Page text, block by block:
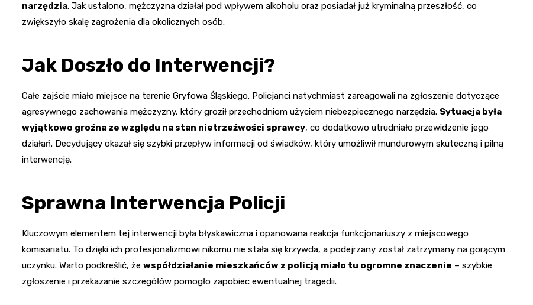
narzędzia. Jak ustalono, mężczyzna działał pod wpływem alkoholu oraz posiadał już kryminalną przeszłość, co
zwiększyło skalę zagrożenia dla okolicznych osób.
Jak Doszło do Interwencji?
Całe zajście miało miejsce na terenie Gryfowa Śląskiego. Policjanci natychmiast zareagowali na zgłoszenie dotyczące
agresywnego zachowania mężczyzny, który groził przechodniom użyciem niebezpiecznego narzędzia. Sytuacja była
wyjątkowo groźna ze względu na stan nietrzeźwości sprawcy, co dodatkowo utrudniało przewidzenie jego
działań. Decydujący okazał się szybki przepływ informacji od świadków, który umożliwił mundurowym skuteczną i pilną
interwencję.
Sprawna Interwencja Policji
Kluczowym elementem tej interwencji była błyskawiczna i opanowana reakcja funkcjonariuszy z miejscowego
komisariatu. To dzięki ich profesjonalizmowi nikomu nie stała się krzywda, a podejrzany został zatrzymany na gorącym
uczynku. Warto podkreślić, że współdziałanie mieszkańców z policją miało tu ogromne znaczenie – szybkie
zgłoszenie i przekazanie szczegółów pomogło zapobiec ewentualnej tragedii.